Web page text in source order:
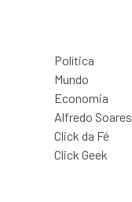
Política
Mundo
Economia
Alfredo Soares
Click da Fé
Click Geek